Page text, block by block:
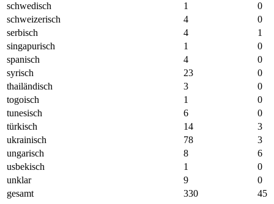
schwedisch
1
0
schweizerisch
4
0
serbisch
4
1
singapurisch
1
0
spanisch
4
0
syrisch
23
0
thailändisch
3
0
togoisch
1
0
tunesisch
6
0
türkisch
14
3
ukrainisch
78
3
ungarisch
8
6
usbekisch
1
0
unklar
9
0
gesamt
330 45